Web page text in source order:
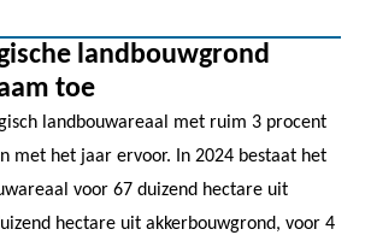
landbouwgrond
toe
landbouwareaal met ruim 3 procent
met het jaar ervoor. In 2024 bestaat het
voor 67 duizend hectare uit
hectare uit akkerbouwgrond, voor 4